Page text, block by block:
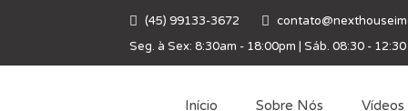
(45) 99133-3672
Seg. à Sex: 8:30am - 18:00pm | Sáb. 08:30 - 12:30
Início Sobre Nós Vídeos